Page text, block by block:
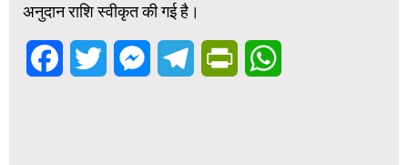
अनुदान राशि स्वीकृत की गई है।
FacebookTwitter MessengerTelegramPrintFriendly